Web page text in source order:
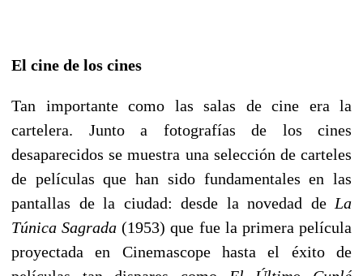
El cine de los cines
Tan importante como las salas de cine era la
cartelera. Junto a fotografías de los cines
desaparecidos se muestra una selección de carteles
de películas que han sido fundamentales en las
pantallas de la ciudad: desde la novedad de La
Túnica Sagrada (1953) que fue la primera película
proyectada en Cinemascope hasta el éxito de